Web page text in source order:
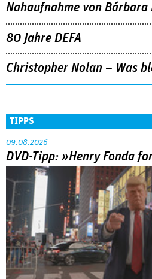
Nahaufnahme von Bárbara
80 Jahre DEFA
Christopher Nolan – Was
TIPPS
09.08.2026
DVD-Tipp: »Henry Fonda